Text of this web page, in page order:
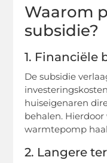
Waarom
subsidie?
1. Financiële
De subsidie
huiseigenaren
behalen.
warmtepomp
2. Langere